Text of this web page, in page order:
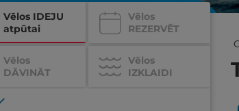
Vēlos IDEJU
atpūtai
Vēlos
REZERVĒT
Vēlos
DĀVINĀT
Vēlos
IZKLAIDI